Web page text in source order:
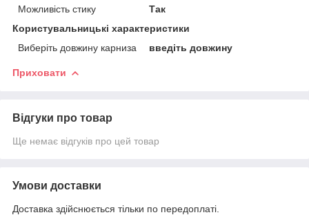
Можливість стику
Так
Користувальницькі характеристики
Виберіть довжину карниза
введіть довжину
Приховати
Відгуки про товар
Ще немає відгуків про цей товар
Умови доставки
Доставка здійснюється тільки по передоплаті.